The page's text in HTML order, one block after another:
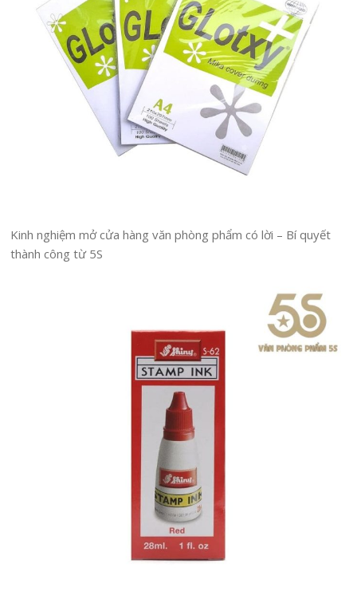
Kinh nghiệm mở cửa hàng văn phòng phẩm có lời – Bí quyết
thành công từ 5S